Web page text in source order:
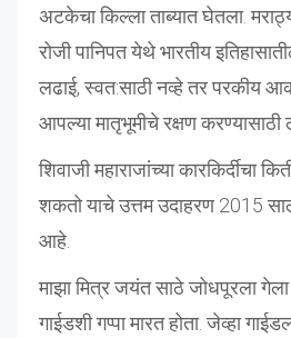
अटकेचा किल्ला ताब्यात घेतला.
रोजी पानिपत येथे भारतीय
लढाई, स्वत:साठी नव्हे तर परकीय
आपल्या मातृभूमीचे रक्षण करण्यासाठी
शिवाजी महाराजांच्या कारकिर्दीचा
शकतो याचे उत्तम उदाहरण 2015
आहे.
माझा मित्र जयंत साठे जोधपूरला
गाईडशी गप्पा मारत होता. जेव्हा